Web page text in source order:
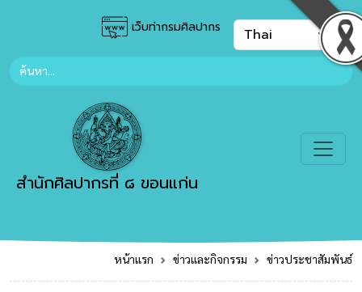
เว็บท่ากรมศิลปากร
สำนักศิลปากรที่ ๘ ขอนแก่น
หน้าแรก ข่าวและกิจกรรม ข่าวประชาสัมพันธ์